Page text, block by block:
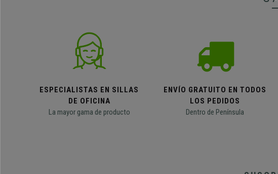
ESPECIALISTAS EN SILLAS
DE OFICINA
La mayor gama de producto
ENVÍO GRATUITO EN TODOS
LOS PEDIDOS
Dentro de Península